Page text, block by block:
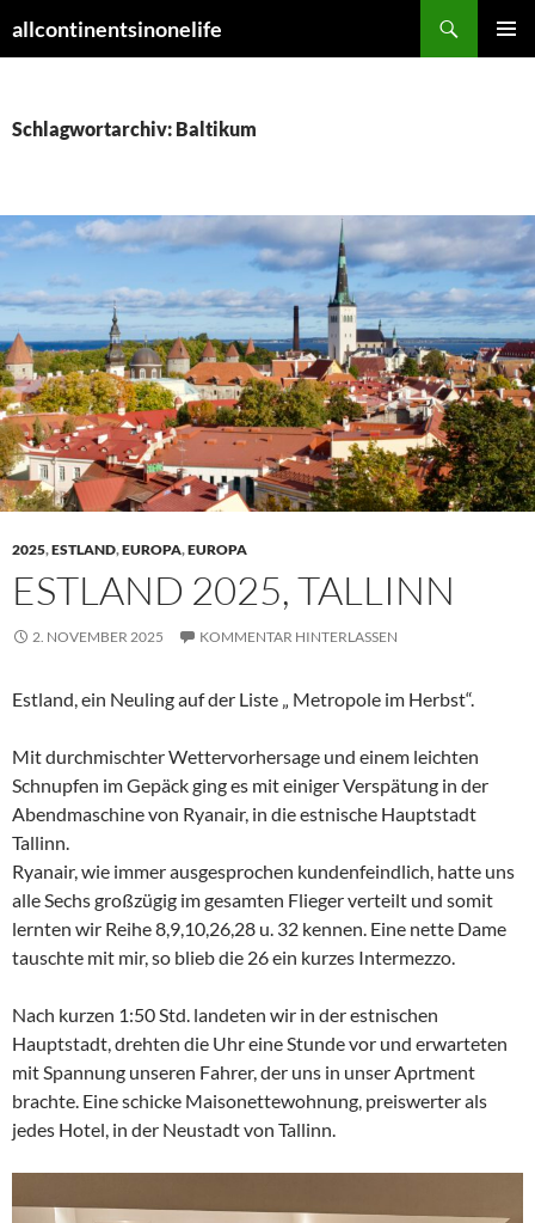
Inhalt
allcontinentsinonelife
Schlagwortarchiv: Baltikum
2025,ESTLAND,EUROPA,EUROPA
ESTLAND 2025, TALLINN
2. NOVEMBER 2025 KOMMENTAR HINTERLASSEN
Estland, ein Neuling auf der Liste „ Metropole im Herbst“.
Mit durchmischter Wettervorhersage und einem leichten
Schnupfen im Gepäck ging es mit einiger Verspätung in der
Abendmaschine von Ryanair, in die estnische Hauptstadt
Tallinn.
Ryanair, wie immer ausgesprochen kundenfeindlich, hatte uns
alle Sechs großzügig im gesamten Flieger verteilt und somit
lernten wir Reihe 8,9,10,26,28 u. 32 kennen. Eine nette Dame
tauschte mit mir, so blieb die 26 ein kurzes Intermezzo.
Nach kurzen 1:50 Std. landeten wir in der estnischen
Hauptstadt, drehten die Uhr eine Stunde vor und erwarteten
mit Spannung unseren Fahrer, der uns in unser Aprtment
brachte. Eine schicke Maisonettewohnung, preiswerter als
jedes Hotel, in der Neustadt von Tallinn.